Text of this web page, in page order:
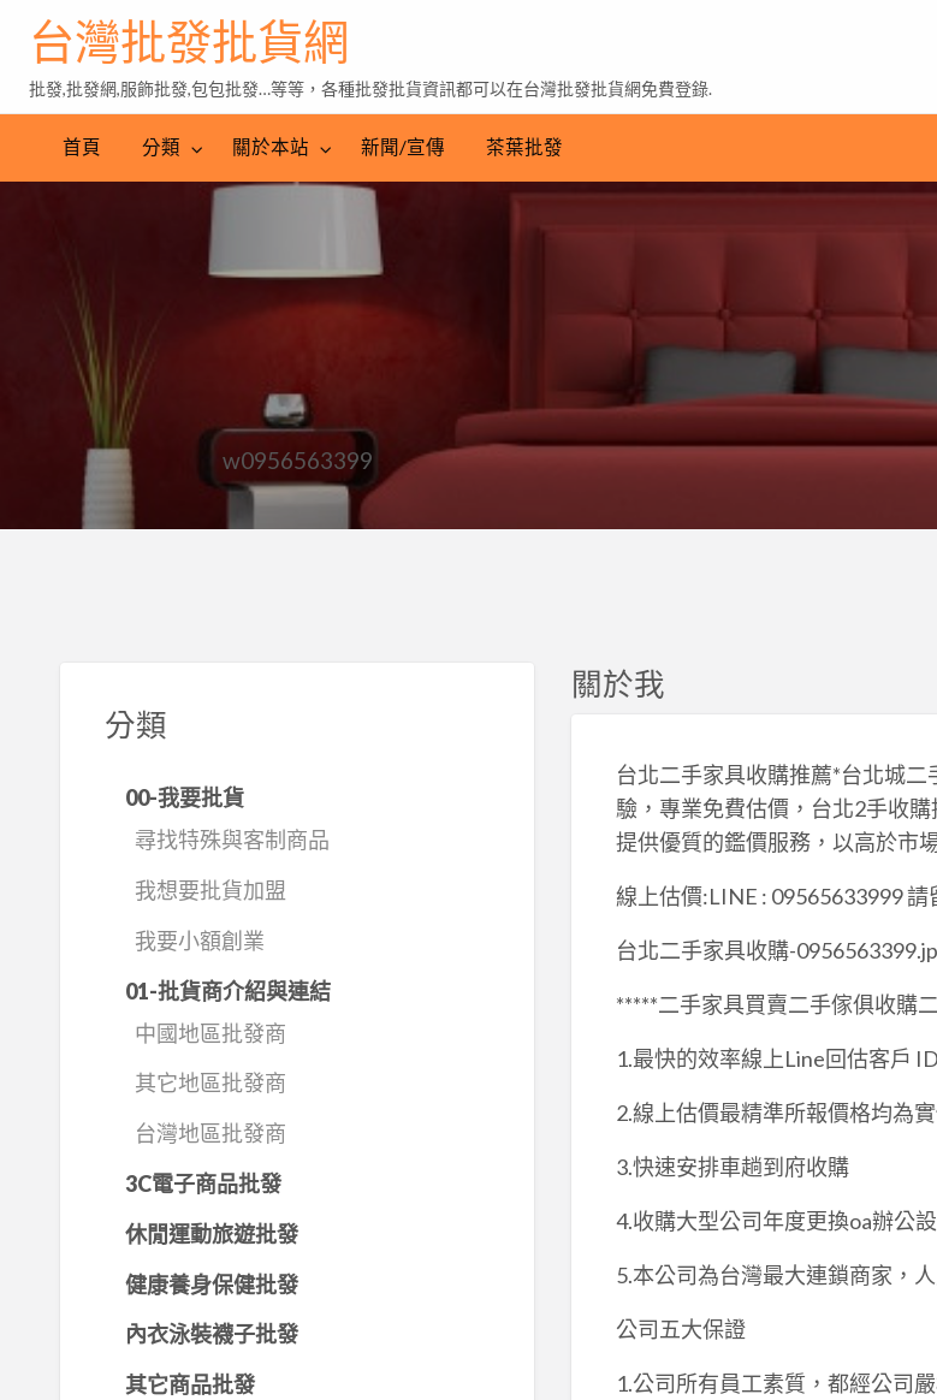
茶
發
台灣批發批貨網
批發,批發網,服飾批發,包包批發…等等，各種批發批貨資訊都可以在台灣批發批貨網免費登錄.
首頁 分類 關於本站 新聞/宣傳 茶葉批發
w0956563399
分類
00-我要批貨
尋找特殊與客制商品
我想要批貨加盟
我要小額創業
01-批貨商介紹與連結
中國地區批發商
其它地區批發商
台灣地區批發商
3C電子商品批發
休閒運動旅遊批發
健康養身保健批發
內衣泳裝襪子批發
其它商品批發
關於我
台北二手家具收購推薦*台北城
驗，專業免費估價，台北2手收
提供優質的鑑價服務，以高於市
線上估價:LINE : 09565633999
台北二手家具收購-
*****二手家具買賣二手傢俱收購
1.最快的效率線上Line回估客戶
2.線上估價最精準所報價格均為
3.快速安排車趟到府收購
4.收購大型公司年度更換oa辦公
5.本公司為台灣最大連鎖商家，
公司五大保證
1.公司所有員工素質，都經公司